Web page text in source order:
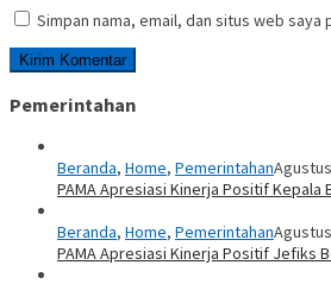
Simpan nama, email, dan situs web
Pemerintahan
Beranda, Home, Pemerintahan
PAMA Apresiasi Kinerja Positif Kepala
Beranda, Home, Pemerintahan
PAMA Apresiasi Kinerja Positif Jefiks